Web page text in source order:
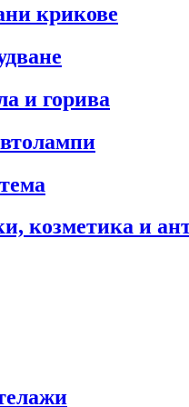
крикове
и горива
козметика и